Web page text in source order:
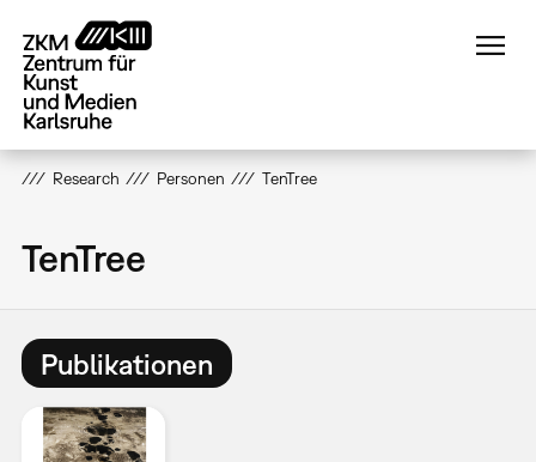
zum
Inhalt
Research Personen TenTree
TenTree
Publikationen